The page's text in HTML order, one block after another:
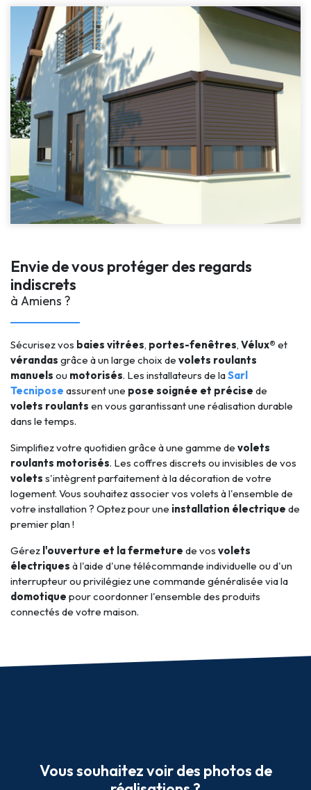
Envie de vous protéger des regards
indiscrets
à Amiens ?
Sécurisez vos baies vitrées, portes-fenêtres, Vélux® et
vérandas grâce à un large choix de volets roulants
manuels ou motorisés. Les installateurs de laSarl
Tecnipose assurent une pose soignée et précise de
volets roulants en vous garantissant une réalisation durable
dans le temps.
Simplifiez votre quotidien grâce à une gamme de volets
roulants motorisés. Les coffres discrets ou invisibles de vos
volets s'intègrent parfaitement à la décoration de votre
logement. Vous souhaitez associer vos volets à l'ensemble de
votre installation ? Optez pour une installation électrique de
premier plan !
Gérez l'ouverture et la fermeture de vos volets
électriques à l'aide d'une télécommande individuelle ou d'un
interrupteur ou privilégiez une commande généralisée via la
domotique pour coordonner l'ensemble des produits
connectés de votre maison.
Vous souhaitez voir des photos de